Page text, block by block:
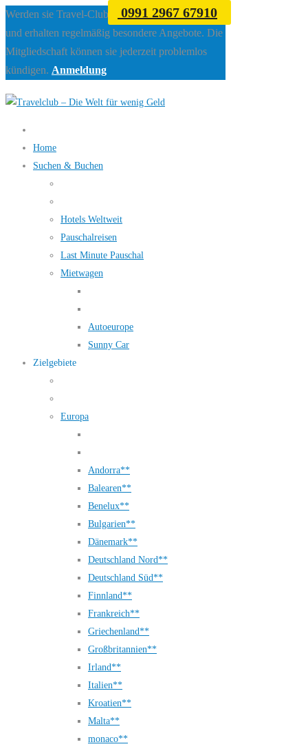
0991 2967 67910
Werden sie Travel-Club Mitglied beim Travelclub
und erhalten regelmäßig besondere Angebote. Die
Mitgliedschaft können sie jederzeit problemlos
kündigen. Anmeldung
Home
Suchen & Buchen
Hotels Weltweit
Pauschalreisen
Last Minute Pauschal
Mietwagen
Autoeurope
Sunny Car
Zielgebiete
Europa
Andorra**
Balearen**
Benelux**
Bulgarien**
Dänemark**
Deutschland Nord**
Deutschland Süd**
Finnland**
Frankreich**
Griechenland**
Großbritannien**
Irland**
Italien**
Kroatien**
Malta**
monaco**